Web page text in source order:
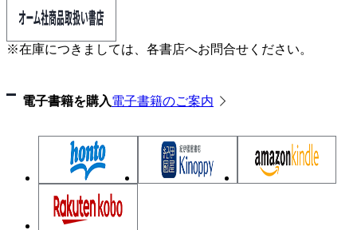
第8章 放射線生物学
第10章 医用工学
第12章 X線撮影技術学
第14章 放射線安全管理学
「医療安全管理学」関連問題
第71回～第69回問題
※在庫につきましては、各書店へお問合せください。
電子書籍を購入電子書籍のご案内